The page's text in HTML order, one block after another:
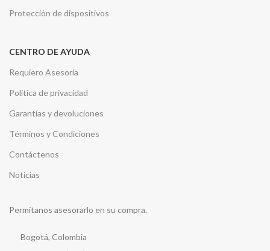
Protección de dispositivos
CENTRO DE AYUDA
Requiero Asesoría
Política de privacidad
Garantías y devoluciones
Términos y Condiciones
Contáctenos
Noticias
Permítanos asesorarlo en su compra.
Bogotá, Colombia